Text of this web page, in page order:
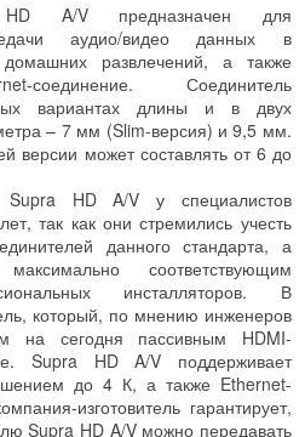
HD A/V предназначен для
аудио/видео данных в
развлечений, а также
соединение. Соединитель
вариантах длины и в двух
– 7 мм (Slim-версия) и 9,5 мм.
версии может составлять от 6 до
Supra HD A/V у специалистов
так как они стремились учесть
данного стандарта, а
соответствующим
инсталляторов. В
который, по мнению инженеров
на сегодня пассивным HDMI-
Supra HD A/V поддерживает
до 4 К, а также Ethernet-
изготовитель гарантирует,
Supra HD A/V можно передавать